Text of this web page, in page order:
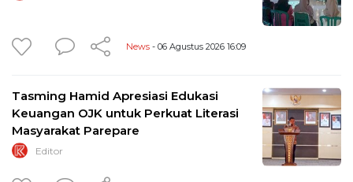
News - 06 Agustus 2026 16:09
Tasming Hamid Apresiasi Edukasi
Keuangan OJK untuk Perkuat Literasi
Masyarakat Parepare
Editor